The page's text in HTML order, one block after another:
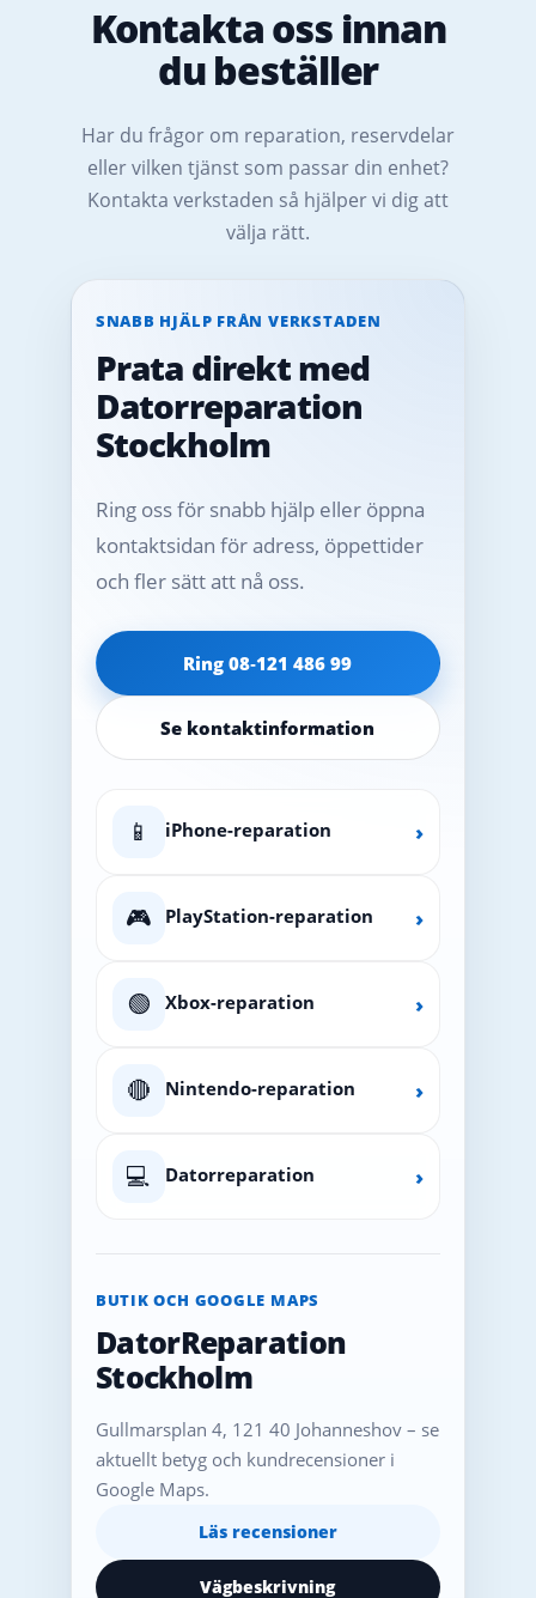
Kontakta oss innan
du beställer
Har du frågor om reparation, reservdelar
eller vilken tjänst som passar din enhet?
Kontakta verkstaden så hjälper vi dig att
välja rätt.
SNABB HJÄLP FRÅN VERKSTADEN
Prata direkt med
Datorreparation
Stockholm
Ring oss för snabb hjälp eller öppna
kontaktsidan för adress, öppettider
och fler sätt att nå oss.
Ring 08‑121 486 99
Se kontaktinformation
📱 iPhone-reparation ›
🎮 PlayStation-reparation ›
🟢 Xbox-reparation ›
🔴 Nintendo-reparation ›
💻 Datorreparation ›
BUTIK OCH GOOGLE MAPS
DatorReparation
Stockholm
Gullmarsplan 4, 121 40 Johanneshov – se
aktuellt betyg och kundrecensioner i
Google Maps.
Läs recensioner
Vägbeskrivning